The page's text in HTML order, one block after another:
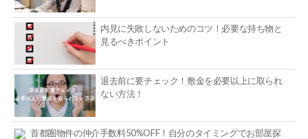
内見に失敗しないためのコツ！必要な持ち物と
見るべきポイント
退去前に要チェック！敷金を必要以上に取られ
ない方法！
首都圏物件の仲介手数料50%OFF！自分のタイミングでお部屋探